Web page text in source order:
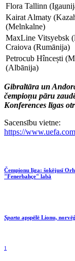
Flora Tallinn
Kairat Almaty
(Melnkalne)
MaxLine Vitsyebsk
Craiova (Rumānija)
Petrocub Hîncești
(Albānija)
Gibraltāra un
čempioņu pāru
Konferences līgas
Sacensību vietne:
https://
Čempionu līga: šokējusī
"Fenerbahçe" labā
Sparta apspēlē Lionu,
1